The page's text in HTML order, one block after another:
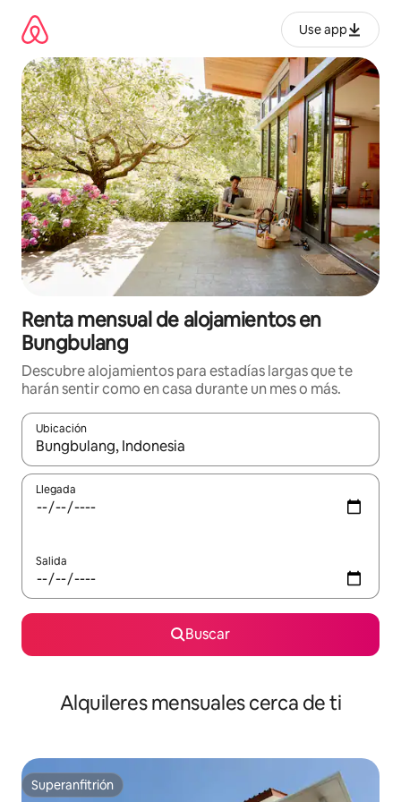
contenido
Use app
Renta mensual de alojamientos en
Bungbulang
Descubre alojamientos para estadías largas que te
harán sentir como en casa durante un mes o más.
Ubicación
Cuando los resultados estén disponibles, navega con las
Llegada
Salida
Buscar
Alquileres mensuales cerca de ti
Superanfitrión
Superanfitrión